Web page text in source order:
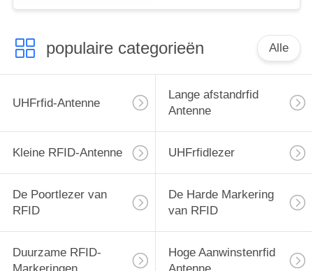
populaire categorieën Alle
UHFrfid-Antenne
Lange afstandrfid
Antenne
Kleine RFID-Antenne UHFrfidlezer
De Poortlezer van
RFID
De Harde Markering
van RFID
Duurzame RFID-
Hoge Aanwinstenrfid